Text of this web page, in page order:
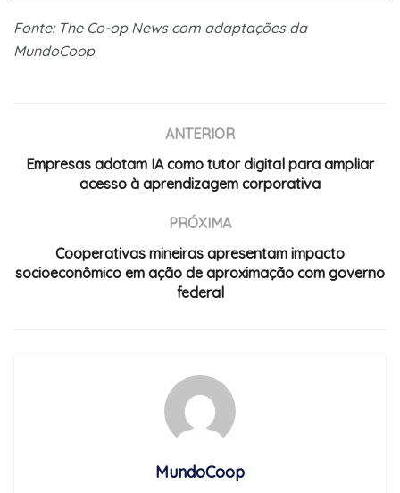
Fonte: The Co-op News com adaptações da
MundoCoop
ANTERIOR
Empresas adotam IA como tutor digital para ampliar
acesso à aprendizagem corporativa
PRÓXIMA
Cooperativas mineiras apresentam impacto
socioeconômico em ação de aproximação com governo
federal
MundoCoop